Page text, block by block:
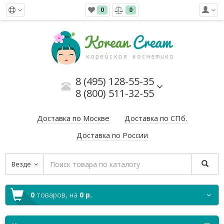
0 0
8 (495) 128-55-35
8 (800) 511-32-55
Доставка по Москве
Доставка по СПб.
Доставка по России
Везде
0 товаров, на 0 р.